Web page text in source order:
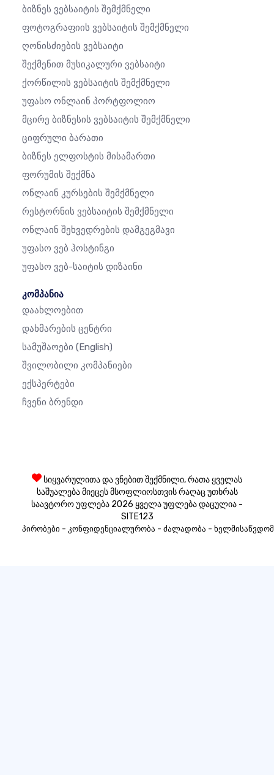
Ბიზნეს Ვებსაიტის Შემქმნელი
Ფოტოგრაფიის Ვებსაიტის Შემქმნელი
Ღონისძიების Ვებსაიტი
Შექმენით Მუსიკალური Ვებსაიტი
Ქორწილის Ვებსაიტის Შემქმნელი
Უფასო Ონლაინ Პორტფოლიო
Მცირე Ბიზნესის Ვებსაიტის Შემქმნელი
Ციფრული Ბარათი
Ბიზნეს Ელფოსტის Მისამართი
Ფორუმის Შექმნა
Ონლაინ Კურსების Შემქმნელი
Რესტორნის Ვებსაიტის Შემქმნელი
Ონლაინ Შეხვედრების Დამგეგმავი
Უფასო Ვებ Ჰოსტინგი
Უფასო Ვებ-Საიტის Დიზაინი
კომპანია
Დაახლოებით
Დახმარების Ცენტრი
Სამუშაოები (English)
Შვილობილი Კომპანიები
Ექსპერტები
Ჩვენი Ბრენდი
სიყვარულითა და ვნებით შექმნილი, რათა ყველას
საშუალება მიეცეს მსოფლიოსთვის რაღაც უთხრას
საავტორო უფლება 2026 ყველა უფლება დაცულია -
SITE123
პირობები - კონფიდენციალურობა - ძალადობა -